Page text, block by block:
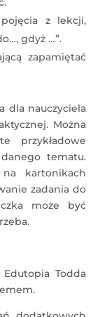
z lekcji,
gdyż …”.
zapamiętać
dla nauczyciela
Można
przykładowe
tematu.
na kartonikach
zadania do
może być
Todda